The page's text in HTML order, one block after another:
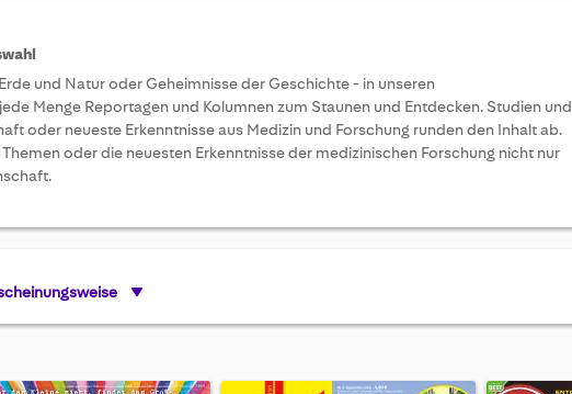
und Natur oder Geheimnisse der Geschichte - in unseren
Menge Reportagen und Kolumnen zum Staunen und Entdecken. Studien und
oder neueste Erkenntnisse aus Medizin und Forschung runden den Inhalt ab.
oder die neuesten Erkenntnisse der medizinischen Forschung nicht nur